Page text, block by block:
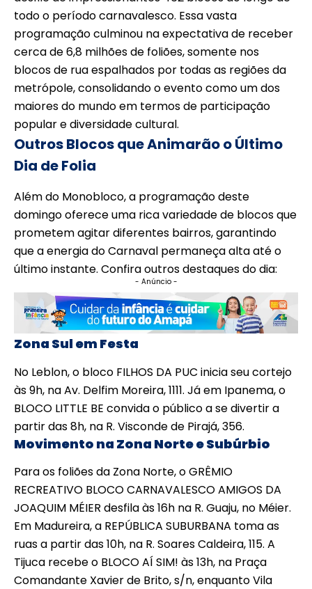
todo o período carnavalesco. Essa vasta
programação culminou na expectativa de receber
cerca de 6,8 milhões de foliões, somente nos
blocos de rua espalhados por todas as regiões da
metrópole, consolidando o evento como um dos
maiores do mundo em termos de participação
popular e diversidade cultural.
Outros Blocos que Animarão o Último
Dia de Folia
Além do Monobloco, a programação deste
domingo oferece uma rica variedade de blocos que
prometem agitar diferentes bairros, garantindo
que a energia do Carnaval permaneça alta até o
último instante. Confira outros destaques do dia:
- Anúncio -
Zona Sul em Festa
No Leblon, o bloco FILHOS DA PUC inicia seu cortejo
às 9h, na Av. Delfim Moreira, 1111. Já em Ipanema, o
BLOCO LITTLE BE convida o público a se divertir a
partir das 8h, na R. Visconde de Pirajá, 356.
Movimento na Zona Norte e Subúrbio
Para os foliões da Zona Norte, o GRÊMIO
RECREATIVO BLOCO CARNAVALESCO AMIGOS DA
JOAQUIM MÉIER desfila às 16h na R. Guaju, no Méier.
Em Madureira, a REPÚBLICA SUBURBANA toma as
ruas a partir das 10h, na R. Soares Caldeira, 115. A
Tijuca recebe o BLOCO AÍ SIM! às 13h, na Praça
Comandante Xavier de Brito, s/n, enquanto Vila